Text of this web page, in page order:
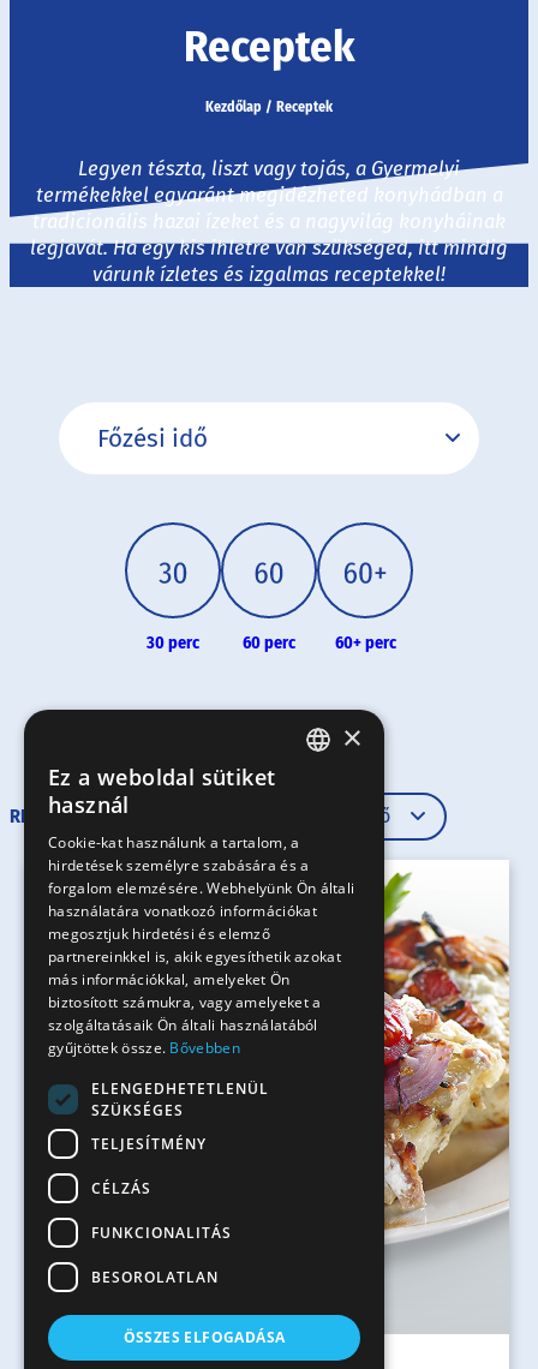
Receptek
Kezdőlap / Receptek
Legyen tészta, liszt vagy tojás, a Gyermelyi
termékekkel egyaránt megidézheted konyhádban a
tradicionális hazai ízeket és a nagyvilág konyháinak
legjavát. Ha egy kis ihletre van szükséged, itt mindig
várunk ízletes és izgalmas receptekkel!
30 perc 60 perc 60+ perc
RENDEZÉS
SK
RO
×
Ez a weboldal sütiket
használ
Cookie-kat használunk a tartalom, a
hirdetések személyre szabására és a
forgalom elemzésére. Webhelyünk Ön általi
használatára vonatkozó információkat
megosztjuk hirdetési és elemző
partnereinkkel is, akik egyesíthetik azokat
más információkkal, amelyeket Ön
biztosított számukra, vagy amelyeket a
szolgáltatásaik Ön általi használatából
gyűjtöttek össze. Bővebben
ELENGEDHETETLENÜL
SZÜKSÉGES
TELJESÍTMÉNY
CÉLZÁS
FUNKCIONALITÁS
BESOROLATLAN
ÖSSZES ELFOGADÁSA